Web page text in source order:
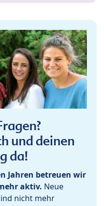
und deinen
da!
Jahren betreuen wir
aktiv. Neue
nicht mehr